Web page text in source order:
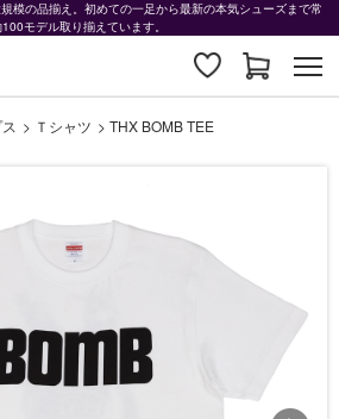
模の品揃え。初めての一足から最新の本気シューズまで常
モデル取り揃えています。
> Ｔシャツ > THX BOMB TEE